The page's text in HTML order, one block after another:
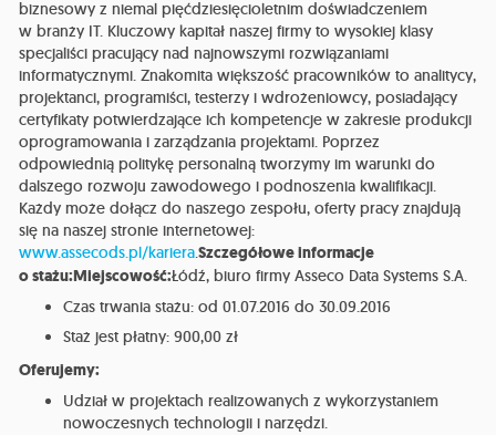
biznesowy z niemal pięćdziesięcioletnim doświadczeniem
w branży IT. Kluczowy kapitał naszej firmy to wysokiej klasy
specjaliści pracujący nad najnowszymi rozwiązaniami
informatycznymi. Znakomita większość pracowników to analitycy,
projektanci, programiści, testerzy i wdrożeniowcy, posiadający
certyfikaty potwierdzające ich kompetencje w zakresie produkcji
oprogramowania i zarządzania projektami. Poprzez
odpowiednią politykę personalną tworzymy im warunki do
dalszego rozwoju zawodowego i podnoszenia kwalifikacji.
Każdy może dołącz do naszego zespołu, oferty pracy znajdują
się na naszej stronie internetowej:
www.assecods.pl/kariera.Szczegółowe informacje
o stażu:Miejscowość:Łódź, biuro firmy Asseco Data Systems S.A.
Czas trwania stażu: od 01.07.2016 do 30.09.2016
Staż jest płatny: 900,00 zł
Oferujemy:
Udział w projektach realizowanych z wykorzystaniem
nowoczesnych technologii i narzędzi.